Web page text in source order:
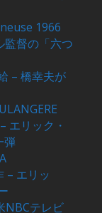
1966
監督の「六つ
– 橋幸夫が
エリック・
弾
– エリッ
NBCテレビ